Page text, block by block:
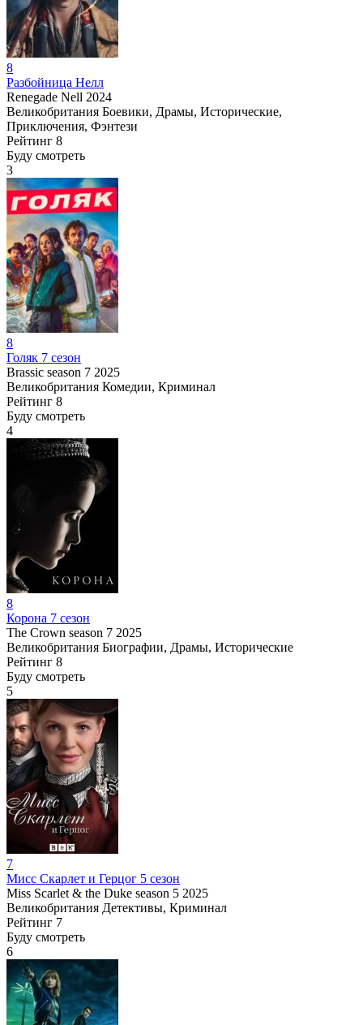
8
Разбойница Нелл
Renegade Nell 2024
Великобритания Боевики, Драмы, Исторические,
Приключения, Фэнтези
Рейтинг 8
Буду смотреть
3
8
Голяк 7 сезон
Brassic season 7 2025
Великобритания Комедии, Криминал
Рейтинг 8
Буду смотреть
4
8
Корона 7 сезон
The Crown season 7 2025
Великобритания Биографии, Драмы, Исторические
Рейтинг 8
Буду смотреть
5
7
Мисс Скарлет и Герцог 5 сезон
Miss Scarlet & the Duke season 5 2025
Великобритания Детективы, Криминал
Рейтинг 7
Буду смотреть
6